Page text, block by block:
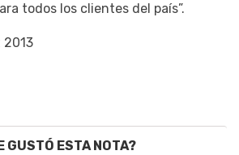
todos los clientes del país”.
2013
GUSTÓ ESTA NOTA?